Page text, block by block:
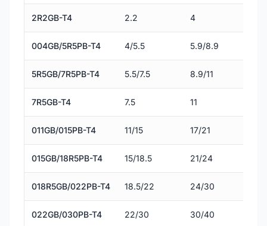
2R2GB-T4 2.2 4
004GB/5R5PB-T4 4/5.5 5.9/8.9
5R5GB/7R5PB-T4 5.5/7.5 8.9/11
7R5GB-T4 7.5 11
011GB/015PB-T4 11/15 17/21
015GB/18R5PB-T4 15/18.5 21/24
018R5GB/022PB-T4 18.5/22 24/30
022GB/030PB-T4 22/30 30/40